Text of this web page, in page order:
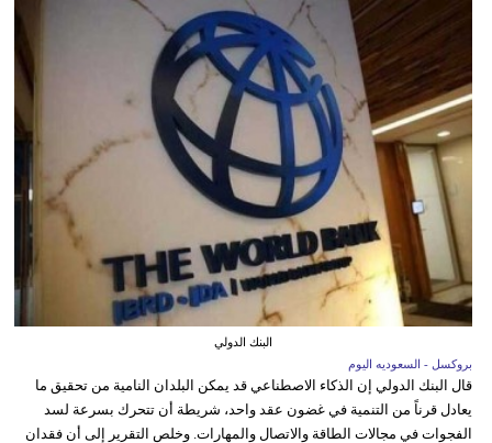
البنك الدولي
بروكسل - السعوديه اليوم
قال البنك الدولي إن الذكاء الاصطناعي قد يمكن البلدان النامية من تحقيق ما
يعادل قرناً من التنمية في غضون عقد واحد، شريطة أن تتحرك بسرعة لسد
الفجوات في مجالات الطاقة والاتصال والمهارات. وخلص التقرير إلى أن فقدان